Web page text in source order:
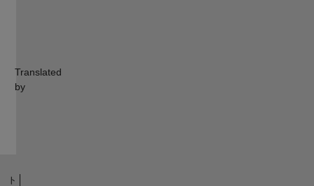
Translated
by
ト